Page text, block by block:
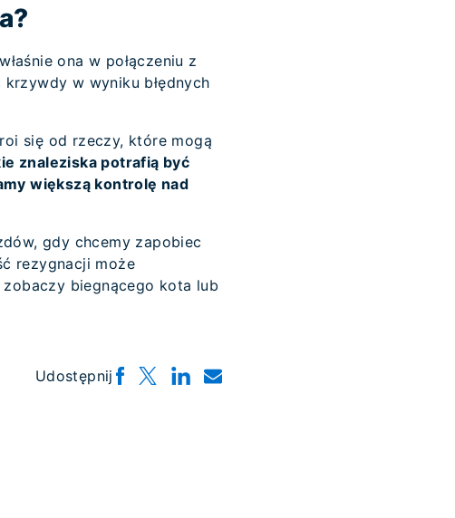
ona w połączeniu z
w wyniku błędnych
się od rzeczy, które mogą
znaleziska potrafią być
większą kontrolę nad
gdy chcemy zapobiec
rezygnacji może
biegnącego kota lub
Udostępnij